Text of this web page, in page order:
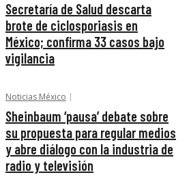
Secretaría de Salud descarta
brote de ciclosporiasis en
México; confirma 33 casos bajo
vigilancia
Noticias México
Sheinbaum ‘pausa’ debate sobre
su propuesta para regular medios
y abre diálogo con la industria de
radio y televisión